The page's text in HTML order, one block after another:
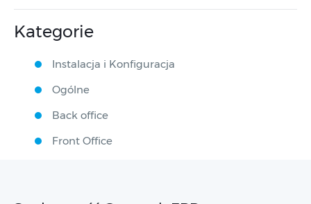
Kategorie
Instalacja i Konfiguracja
Ogólne
Back office
Front Office